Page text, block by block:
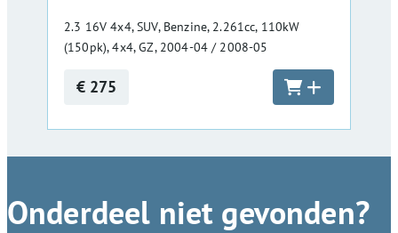
2.3 16V 4x4, SUV, Benzine, 2.261cc, 110kW
(150pk), 4x4, GZ, 2004-04 / 2008-05
€ 275
Onderdeel niet gevonden?